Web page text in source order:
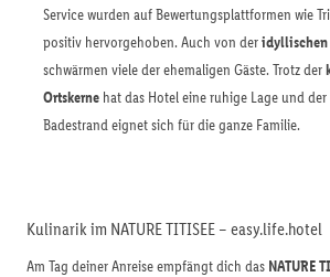
Service wurden auf Bewertungsplattformen wie
positiv hervorgehoben. Auch von deridyllischen
schwärmen viele der ehemaligen Gäste. Trotz der
Ortskerne hat das Hotel eine ruhige Lage und
Badestrand eignet sich für die ganze Familie.
Kulinarik im NATURE TITISEE – easy.life.hotel
Am Tag deiner Anreise empfängt dich das NATURE